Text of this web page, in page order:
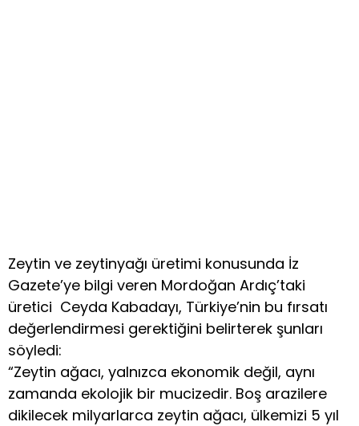
Zeytin ve zeytinyağı üretimi konusunda İz
Gazete’ye bilgi veren Mordoğan Ardıç’taki
üretici Ceyda Kabadayı, Türkiye’nin bu fırsatı
değerlendirmesi gerektiğini belirterek şunları
söyledi:
“Zeytin ağacı, yalnızca ekonomik değil, aynı
zamanda ekolojik bir mucizedir. Boş arazilere
dikilecek milyarlarca zeytin ağacı, ülkemizi 5 yıl